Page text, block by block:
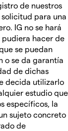
de nuestros
para una
IG no se hará
pudiera hacer de
se puedan
o se da garantía
de dichas
decida utilizarlo
estudio que
específicos, la
sujeto concreto
de